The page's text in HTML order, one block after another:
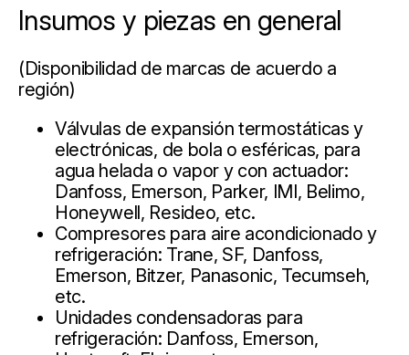
Insumos y piezas en general
(Disponibilidad de marcas de acuerdo a
región)
Válvulas de expansión termostáticas y
electrónicas, de bola o esféricas, para
agua helada o vapor y con actuador:
Danfoss, Emerson, Parker, IMI, Belimo,
Honeywell, Resideo, etc.
Compresores para aire acondicionado y
refrigeración: Trane, SF, Danfoss,
Emerson, Bitzer, Panasonic, Tecumseh,
etc.
Unidades condensadoras para
refrigeración: Danfoss, Emerson,